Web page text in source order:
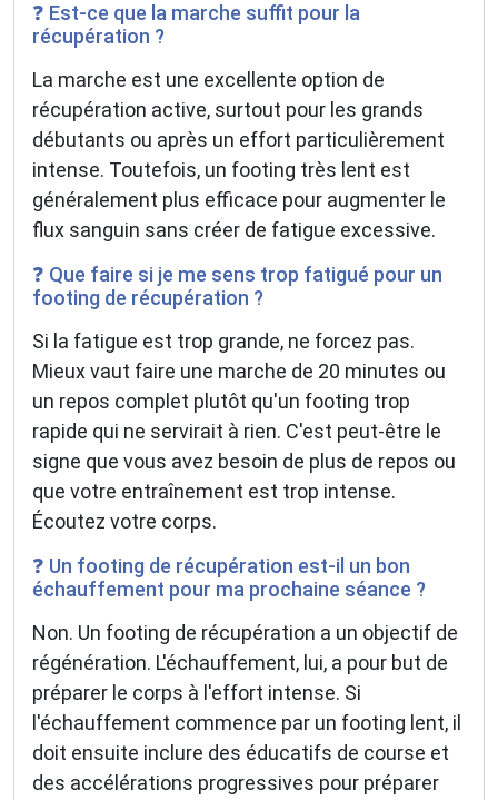
❓ Est-ce que la marche suffit pour la
récupération ?
La marche est une excellente option de
récupération active, surtout pour les grands
débutants ou après un effort particulièrement
intense. Toutefois, un footing très lent est
généralement plus efficace pour augmenter le
flux sanguin sans créer de fatigue excessive.
❓ Que faire si je me sens trop fatigué pour un
footing de récupération ?
Si la fatigue est trop grande, ne forcez pas.
Mieux vaut faire une marche de 20 minutes ou
un repos complet plutôt qu'un footing trop
rapide qui ne servirait à rien. C'est peut-être le
signe que vous avez besoin de plus de repos ou
que votre entraînement est trop intense.
Écoutez votre corps.
❓ Un footing de récupération est-il un bon
échauffement pour ma prochaine séance ?
Non. Un footing de récupération a un objectif de
régénération. L'échauffement, lui, a pour but de
préparer le corps à l'effort intense. Si
l'échauffement commence par un footing lent, il
doit ensuite inclure des éducatifs de course et
des accélérations progressives pour préparer